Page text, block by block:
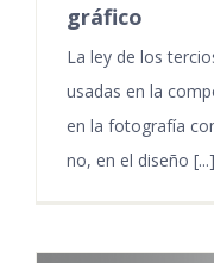
gráfico
La ley de los
usadas en la
en la fotografía
no, en el diseño [...]